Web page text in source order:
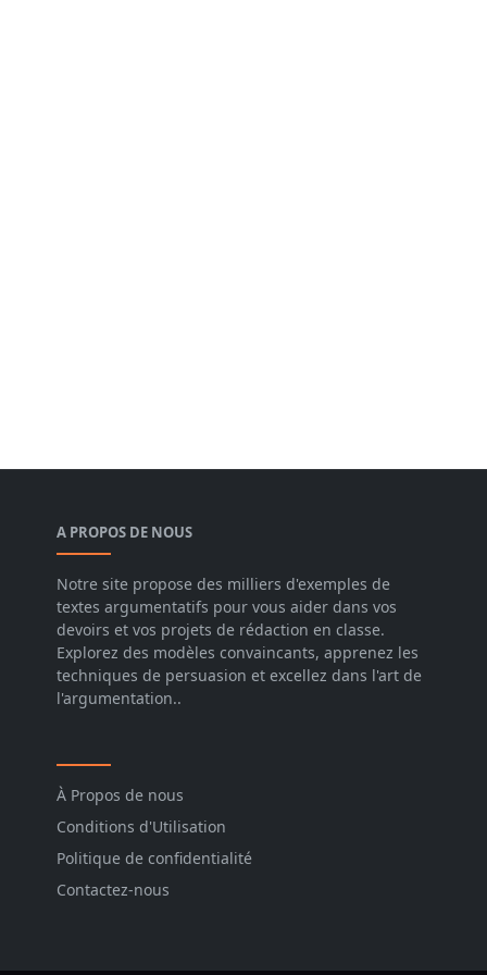
A PROPOS DE NOUS
Notre site propose des milliers d'exemples de
textes argumentatifs pour vous aider dans vos
devoirs et vos projets de rédaction en classe.
Explorez des modèles convaincants, apprenez les
techniques de persuasion et excellez dans l'art de
l'argumentation..
À Propos de nous
Conditions d'Utilisation
Politique de confidentialité
Contactez-nous